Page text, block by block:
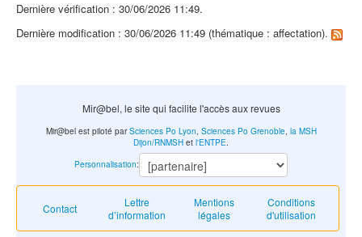
Dernière vérification : 30/06/2026 11:49.
Dernière modification : 30/06/2026 11:49 (thématique : affectation).
Mir@bel, le site qui facilite l'accès aux revues
Contact
Lettre
d’information
Mentions
légales
Conditions
d'utilisation
Mir@bel est piloté parSciences Po Lyon, Sciences Po Grenoble, la MSH
Dijon/RNMSH et l'ENTPE.
Personnalisation: